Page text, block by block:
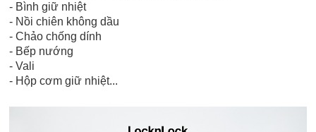
- Bình giữ nhiệt
- Nồi chiên không dầu
- Chảo chống dính
- Bếp nướng
- Vali
- Hộp cơm giữ nhiệt...